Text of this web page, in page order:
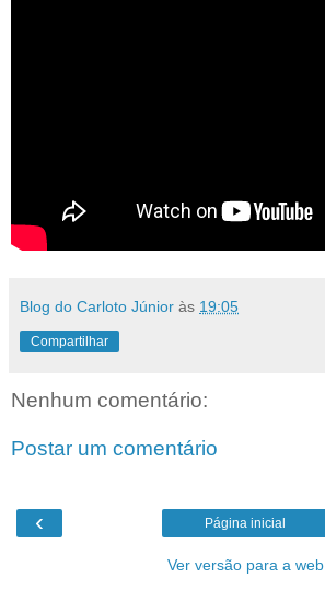
Blog do Carloto Júnior às 19:05
Compartilhar
Nenhum comentário:
Postar um comentário
‹ Página inicial
Ver versão para a web